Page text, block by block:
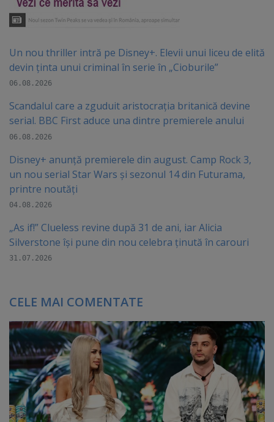
Un nou thriller intră pe Disney+. Elevii unui liceu de elită
devin ținta unui criminal în serie în „Cioburile”
06.08.2026
Scandalul care a zguduit aristocrația britanică devine
serial. BBC First aduce una dintre premierele anului
06.08.2026
Disney+ anunță premierele din august. Camp Rock 3,
un nou serial Star Wars și sezonul 14 din Futurama,
printre noutăți
04.08.2026
„As if!” Clueless revine după 31 de ani, iar Alicia
Silverstone își pune din nou celebra ținută în carouri
31.07.2026
CELE MAI COMENTATE